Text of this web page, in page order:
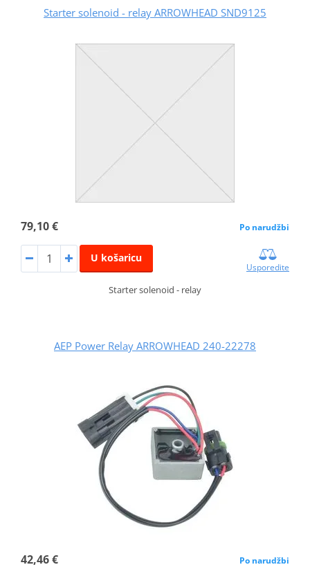
Starter solenoid - relay ARROWHEAD SND9125
79,10 € Po narudžbi
U košaricu
Usporedite
Starter solenoid - relay
AEP Power Relay ARROWHEAD 240-22278
42,46 € Po narudžbi